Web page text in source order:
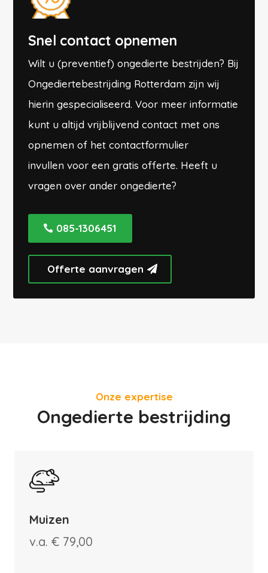
Snel contact opnemen
Wilt u (preventief) ongedierte bestrijden? Bij
Ongediertebestrijding Rotterdam zijn wij
hierin gespecialiseerd. Voor meer informatie
kunt u altijd vrijblijvend contact met ons
opnemen of het contactformulier
invullen voor een gratis offerte. Heeft u
vragen over ander ongedierte?
085-1306451
Offerte aanvragen
Onze expertise
Ongedierte bestrijding
Muizen
v.a. € 79,00